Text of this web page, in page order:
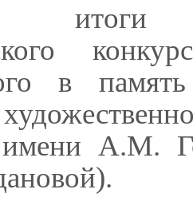
итоги
в
имени А.М.